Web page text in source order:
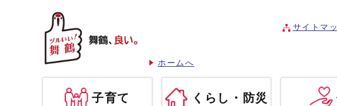
ホームへ
サイトマ
子育て くらし・防災